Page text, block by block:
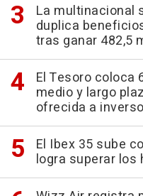
La multinacional
duplica
tras ganar 482,5
El Tesoro coloca
medio y largo
ofrecida a
El Ibex 35 sube
logra superar los